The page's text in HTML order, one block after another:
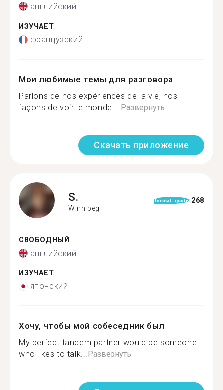
английский
ИЗУЧАЕТ
французский
Мои любимые темы для разговора
Parlons de nos expériences de la vie, nos
façons de voir le monde....Развернуть
Скачать приложение
S.
Winnipeg
format_quote 268
СВОБОДНЫЙ
английский
ИЗУЧАЕТ
японский
Хочу, чтобы мой собеседник был
My perfect tandem partner would be someone
who likes to talk...Развернуть